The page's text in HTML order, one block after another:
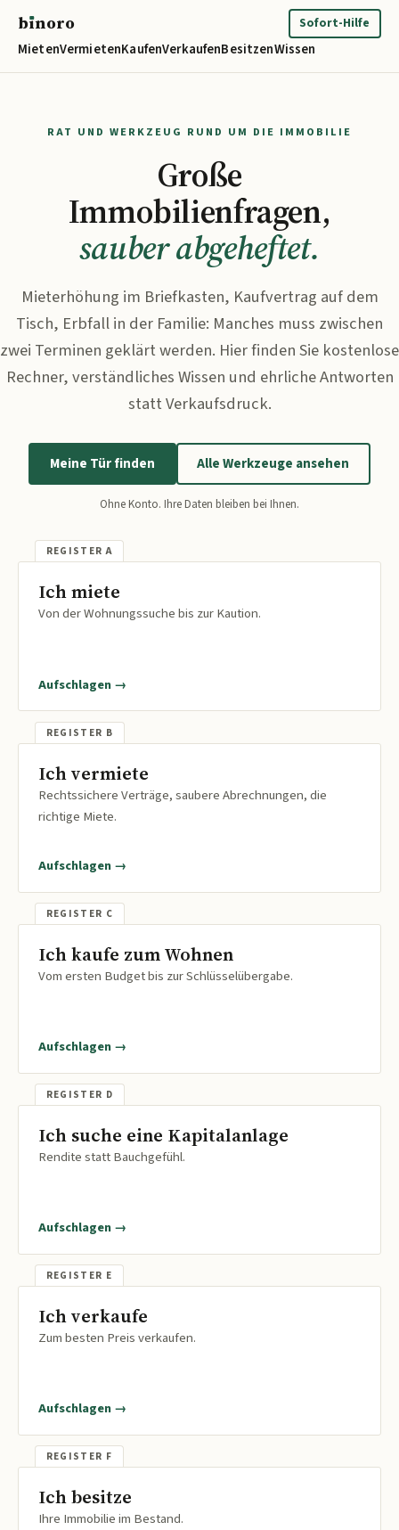
bınoro
MietenVermietenKaufenVerkaufenBesitzenWissen
Sofort-Hilfe
RAT UND WERKZEUG RUND UM DIE IMMOBILIE
Große
Immobilienfragen,
sauber abgeheftet.
Mieterhöhung im Briefkasten, Kaufvertrag auf dem
Tisch, Erbfall in der Familie: Manches muss zwischen
zwei Terminen geklärt werden. Hier finden Sie kostenlose
Rechner, verständliches Wissen und ehrliche Antworten
statt Verkaufsdruck.
Meine Tür finden Alle Werkzeuge ansehen
Ohne Konto. Ihre Daten bleiben bei Ihnen.
Ich miete
Von der Wohnungssuche bis zur Kaution.
Aufschlagen →
Ich vermiete
Rechtssichere Verträge, saubere Abrechnungen, die
richtige Miete.
Aufschlagen →
Ich kaufe zum Wohnen
Vom ersten Budget bis zur Schlüsselübergabe.
Aufschlagen →
Ich suche eine Kapitalanlage
Rendite statt Bauchgefühl.
Aufschlagen →
Ich verkaufe
Zum besten Preis verkaufen.
Aufschlagen →
Ich besitze
Ihre Immobilie im Bestand.